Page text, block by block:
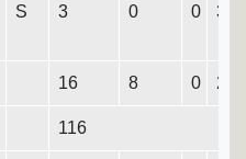
S 3 0 0 3
16 8 0 20
116